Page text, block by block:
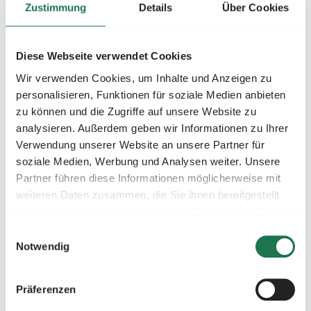
Zustimmung Details Über Cookies
Diese Webseite verwendet Cookies
Wir verwenden Cookies, um Inhalte und Anzeigen zu
personalisieren, Funktionen für soziale Medien anbieten
zu können und die Zugriffe auf unsere Website zu
analysieren. Außerdem geben wir Informationen zu Ihrer
Verwendung unserer Website an unsere Partner für
soziale Medien, Werbung und Analysen weiter. Unsere
Partner führen diese Informationen möglicherweise mit
weiteren Daten zusammen, die Sie ihnen bereitgestellt
Notwendig
Präferenzen
vom Tag in die Nacht verlegen, um die günstigen
Strompreisen auszunutzen. Die
Lösung: einStromspeicher. Über Nacht können Sie
den Speicher mit günstigem Strom laden und dann am
Morgen entladen, um Ihre Produktion mit Strom zu
versorgen - so profitieren Sie von günstigen
Strompreisen rund um die Uhr.
Nachts (01:00 -
6,8 ct/kWh
Mittags (12:00 -
5,4 ct/kWh